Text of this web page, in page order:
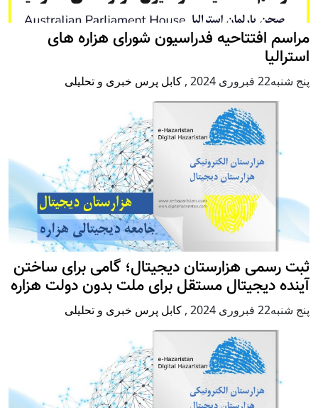
مراسم افتتاحیه فدراسیون شورای هزاره های
استرالیا
پنج شنبه22 فبروری 2024 , کابل پرس خبری و تحلیلی
ثبت رسمی هزارستان دیجیتال؛ گامی برای ساختن
آینده دیجیتال مستقل برای ملت بدون دولت هزاره
پنج شنبه22 فبروری 2024 , کابل پرس خبری و تحلیلی